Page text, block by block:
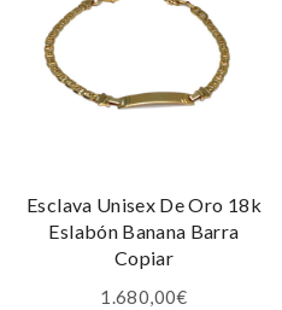
Esclava Unisex De Oro 18k
Eslabón Banana Barra
Copiar
1.680,00€